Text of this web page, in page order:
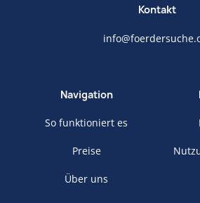
Kontakt
Navigation
So funktioniert es
Preise
Über uns